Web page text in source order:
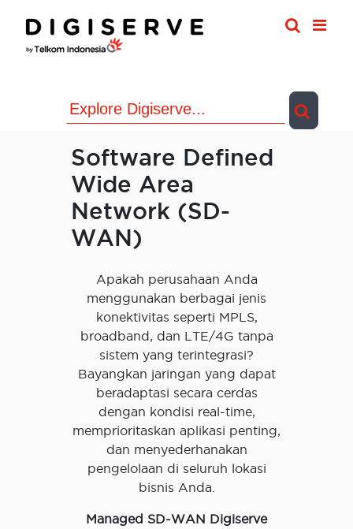
content
Software Defined
Wide Area
Network (SD-
WAN)
Apakah perusahaan Anda
menggunakan berbagai jenis
konektivitas seperti MPLS,
broadband, dan LTE/4G tanpa
sistem yang terintegrasi?
Bayangkan jaringan yang dapat
beradaptasi secara cerdas
dengan kondisi real-time,
memprioritaskan aplikasi penting,
dan menyederhanakan
pengelolaan di seluruh lokasi
bisnis Anda.
Managed SD-WAN Digiserve